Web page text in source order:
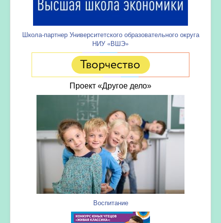
Школа-партнер Университетского образовательного округа
НИУ «ВШЭ»
Проект «Другое дело»
Воспитание